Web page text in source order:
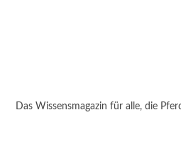
Das Wissensmagazin für alle, die